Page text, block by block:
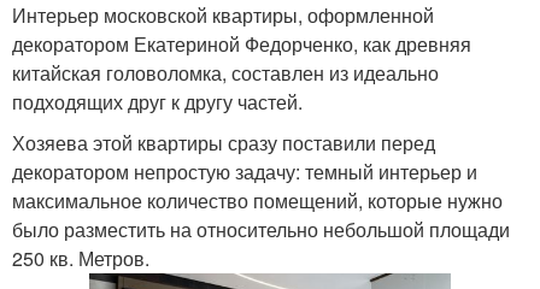
Интерьер московской квартиры, оформленной
декоратором Екатериной Федорченко, как древняя
китайская головоломка, составлен из идеально
подходящих друг к другу частей.
Хозяева этой квартиры сразу поставили перед
декоратором непростую задачу: темный интерьер и
максимальное количество помещений, которые нужно
было разместить на относительно небольшой площади
250 кв. Метров.